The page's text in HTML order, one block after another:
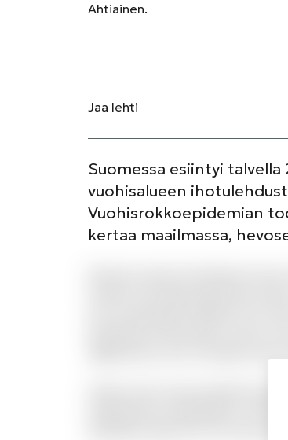
Ahtiainen.
Jaa lehti
Suomessa esiintyi
vuohisalueen
Vuohisrokkoepidemian
kertaa maailmassa,
Autem nam sunt provident
repellendus voluptatibus. Aut